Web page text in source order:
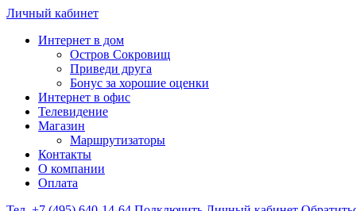
Личный кабинет
Интернет в дом
Остров Сокровищ
Приведи друга
Бонус за хорошие оценки
Интернет в офис
Телевидение
Магазин
Маршрутизаторы
Контакты
О компании
Оплата